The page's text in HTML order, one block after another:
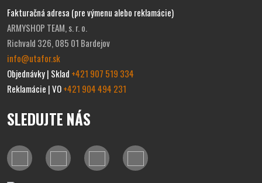
Fakturačná adresa (pre výmenu alebo reklamácie)
ARMYSHOP TEAM, s. r. o.
Richvald 326, 085 01 Bardejov
info@utafor.sk
Objednávky | Sklad +421 907 519 334
Reklamácie | VO+421 904 494 231
SLEDUJTE NÁS